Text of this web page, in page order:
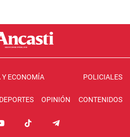
ECONOMÍA POLICIALES
DEPORTES OPINIÓN CONTENIDOS